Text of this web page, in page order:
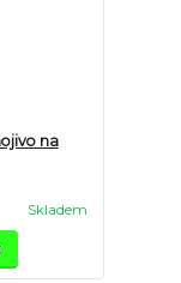
na
Skladem